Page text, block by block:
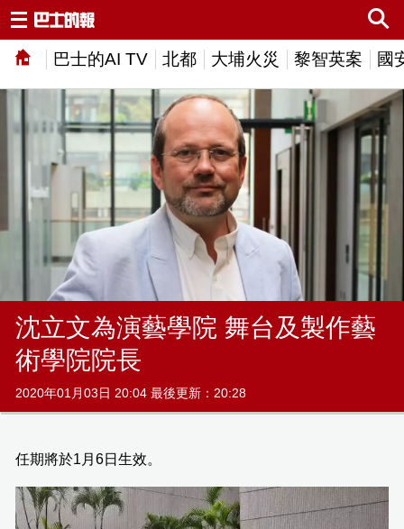
巴士的AI TV 北都 大埔火災 黎智英案 國
沈立文為演藝學院 舞台及製作藝
術學院院長
2020年01月03日 20:04 最後更新：20:28
任期將於1月6日生效。